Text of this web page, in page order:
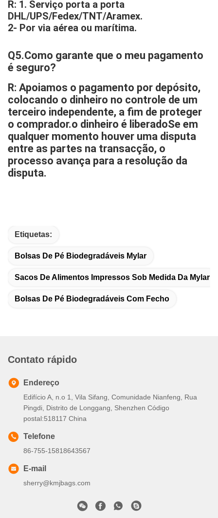
R: 1. Serviço porta a porta
DHL/UPS/Fedex/TNT/Aramex.
2- Por via aérea ou marítima.
Q5.Como garante que o meu pagamento
é seguro?
R: Apoiamos o pagamento por depósito,
colocando o dinheiro no controle de um
terceiro independente, a fim de proteger
o comprador.o dinheiro é liberadoSe em
qualquer momento houver uma disputa
entre as partes na transacção, o
processo avança para a resolução da
disputa.
Etiquetas:
Bolsas De Pé Biodegradáveis Mylar
Sacos De Alimentos Impressos Sob Medida Da Mylar
Bolsas De Pé Biodegradáveis Com Fecho
Contato rápido
Endereço
Edifício A, n.o 1, Vila Sifang, Comunidade Nianfeng, Rua
Pingdi, Distrito de Longgang, Shenzhen Código
postal:518117 China
Telefone
86-755-15818643567
E-mail
sherry@kmjbags.com